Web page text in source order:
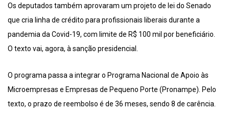
Os deputados também aprovaram um projeto de lei do Senado
que cria linha de crédito para profissionais liberais durante a
pandemia da Covid-19, com limite de R$ 100 mil por beneficiário.
O texto vai, agora, à sanção presidencial.
O programa passa a integrar o Programa Nacional de Apoio às
Microempresas e Empresas de Pequeno Porte (Pronampe). Pelo
texto, o prazo de reembolso é de 36 meses, sendo 8 de carência.